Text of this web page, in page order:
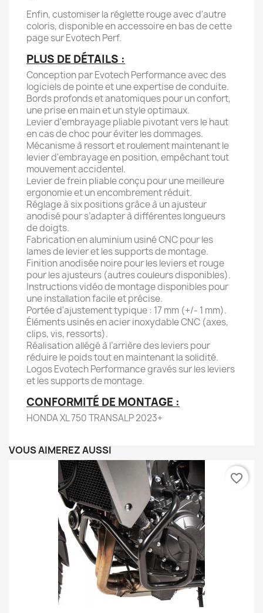
Enfin, customiser la réglette rouge avec d'autre
coloris, disponible en accessoire en bas de cette
page sur Evotech Perf.
PLUS DE DÉTAILS :
Conception par Evotech Performance avec des
logiciels de pointe et une expertise de conduite.
Bords profonds et anatomiques pour un confort,
une prise en main et un style optimaux.
Levier d'embrayage pliable pivotant vers le haut
en cas de choc pour éviter les dommages.
Mécanisme à ressort et roulement maintenant le
levier d'embrayage en position, empêchant tout
mouvement accidentel.
Levier de frein pliable conçu pour une meilleure
ergonomie et un encombrement réduit.
Réglage à six positions grâce à un ajusteur
anodisé pour s’adapter à différentes longueurs
de doigts.
Fabrication en aluminium usiné CNC pour les
lames de levier et les supports de montage.
Finition anodisée noire pour les leviers et rouge
pour les ajusteurs (autres couleurs disponibles).
Instructions vidéo de montage disponibles pour
une installation facile et précise.
Portée d'ajustement typique : 17 mm (+/- 1 mm).
Éléments usinés en acier inoxydable CNC (axes,
clips, vis, ressorts).
Réalisation allégé à l’arrière des leviers pour
réduire le poids tout en maintenant la solidité.
Logos Evotech Performance gravés sur les leviers
et les supports de montage.
CONFORMITÉ DE MONTAGE :
HONDA XL 750 TRANSALP 2023+
VOUS AIMEREZ AUSSI
favorite_border